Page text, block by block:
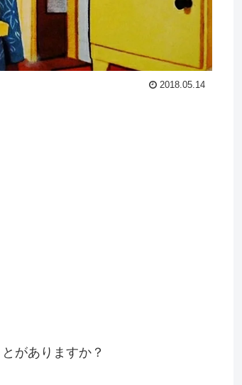
2018.05.14
がありますか？